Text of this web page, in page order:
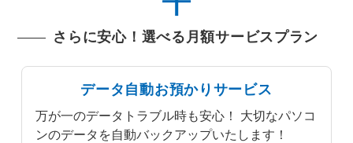
さらに安心！選べる月額サービスプラン
データ自動お預かりサービス
万が一のデータトラブル時も安心！ 大切なパソコ
ンのデータを自動バックアップいたします！